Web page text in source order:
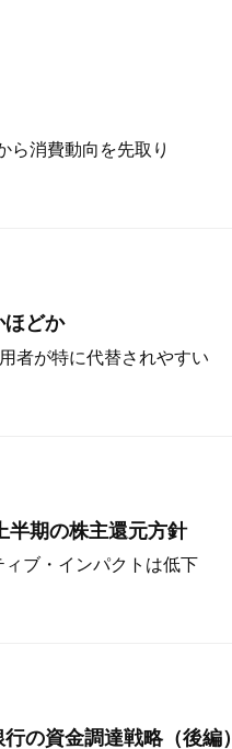
ら消費動向を先取り
ほどか
者が特に代替されやすい
半期の株主還元方針
ブ・インパクトは低下
の資金調達戦略（後編）